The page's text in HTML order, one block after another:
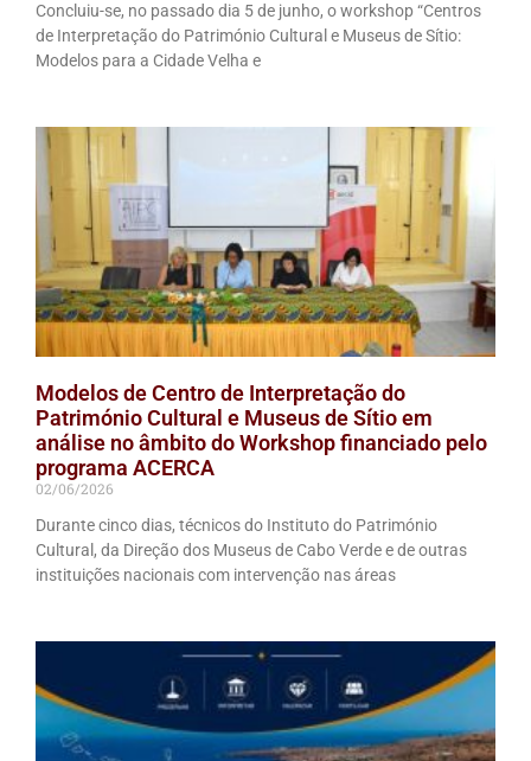
Concluiu-se, no passado dia 5 de junho, o workshop “Centros
de Interpretação do Património Cultural e Museus de Sítio:
Modelos para a Cidade Velha e
Modelos de Centro de Interpretação do
Património Cultural e Museus de Sítio em
análise no âmbito do Workshop financiado pelo
programa ACERCA
02/06/2026
Durante cinco dias, técnicos do Instituto do Património
Cultural, da Direção dos Museus de Cabo Verde e de outras
instituições nacionais com intervenção nas áreas